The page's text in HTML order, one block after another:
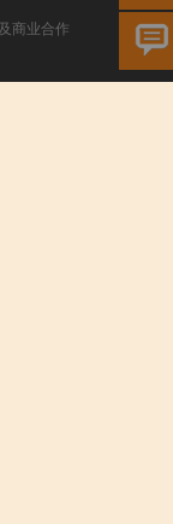
商业合作